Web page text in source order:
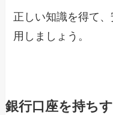
正しい知識を得て
用しましょう。
銀行口座を持ち